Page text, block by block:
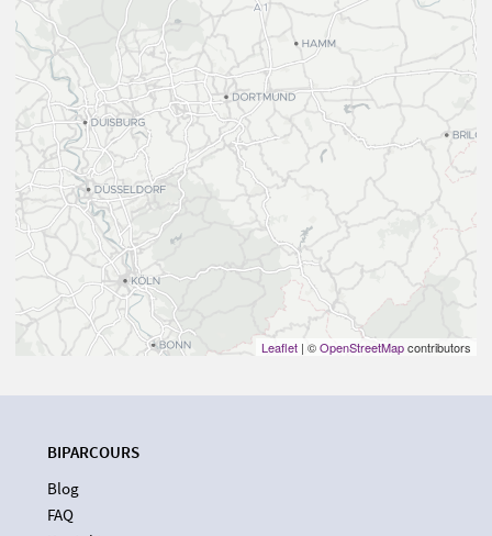
Leaflet | ©OpenStreetMapcontributors
BIPARCOURS
Blog
FAQ